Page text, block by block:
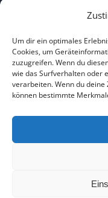
Um dir ein optimales
Cookies, um
zuzugreifen. Wenn du
wie das Surfverhalten oder
verarbeiten. Wenn du
können bestimmte
HOME|ÜBER UNS|
BILDNACHWEISE